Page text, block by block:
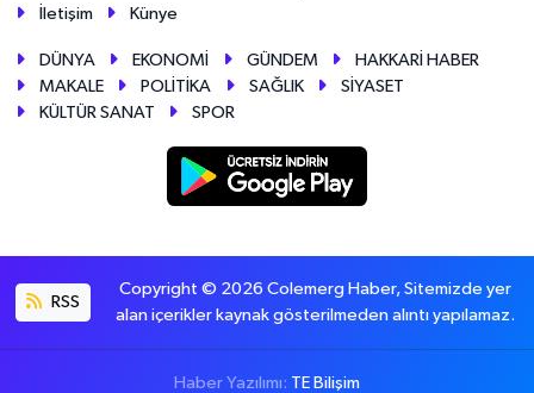
İletişim
Künye
DÜNYA EKONOMİ GÜNDEM
HAKKARİ HABER
MAKALE
POLİTİKA SAĞLIK
SİYASET
KÜLTÜR SANAT
SPOR
RSS
Copyright © 2026 Colemerg Haber, Sitemizde yer
alan içerikler kaynak gösterilmeden alıntı yapılamaz.
Haber Yazılımı: TE Bilişim